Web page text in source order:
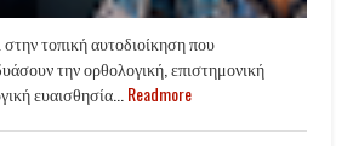
τοπική αυτοδιοίκηση που
την ορθολογική, επιστημονική
ευαισθησία...Readmore